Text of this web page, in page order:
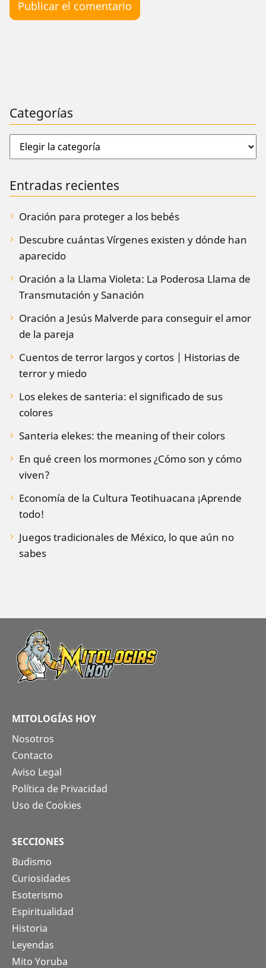
Categorías
Entradas recientes
Oración para proteger a los bebés
Descubre cuántas Vírgenes existen y dónde han
aparecido
Oración a la Llama Violeta: La Poderosa Llama de
Transmutación y Sanación
Oración a Jesús Malverde para conseguir el amor
de la pareja
Cuentos de terror largos y cortos | Historias de
terror y miedo
Los elekes de santeria: el significado de sus
colores
Santeria elekes: the meaning of their colors
En qué creen los mormones ¿Cómo son y cómo
viven?
Economía de la Cultura Teotihuacana ¡Aprende
todo!
Juegos tradicionales de México, lo que aún no
sabes
MITOLOGÍAS HOY
Nosotros
Contacto
Aviso Legal
Política de Privacidad
Uso de Cookies
SECCIONES
Budismo
Curiosidades
Esoterismo
Espiritualidad
Historia
Leyendas
Mito Yoruba